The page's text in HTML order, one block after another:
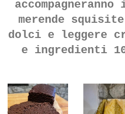
profumano di
merende
dolci e leggere